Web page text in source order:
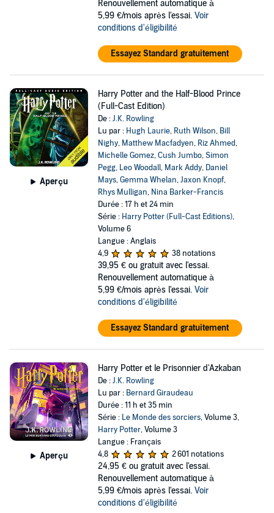
Renouvellement automatique à
5,99 €/mois après l'essai. Voir
conditions d'éligibilité
Essayez Standard gratuitement
Aperçu
Harry Potter and the Half-Blood Prince
(Full-Cast Edition)
De :J.K. Rowling
Lu par : Hugh Laurie, Ruth Wilson, Bill
Nighy, Matthew Macfadyen, Riz Ahmed,
Michelle Gomez,Cush Jumbo,Simon
Pegg, Leo Woodall, Mark Addy, Daniel
Mays,Gemma Whelan,Jaxon Knopf,
Rhys Mulligan, Nina Barker-Francis
Durée : 17 h et 24 min
Série : Harry Potter (Full-Cast Editions),
Volume 6
Langue : Anglais
4,9
38 notations
39,95 € ou gratuit avec l'essai.
Renouvellement automatique à
5,99 €/mois après l'essai. Voir
conditions d'éligibilité
Essayez Standard gratuitement
Aperçu
Harry Potter et le Prisonnier d'Azkaban
De :J.K. Rowling
Lu par : Bernard Giraudeau
Durée : 11 h et 35 min
Série : Le Monde des sorciers, Volume 3,
Harry Potter, Volume 3
Langue : Français
4,8
2 601 notations
24,95 € ou gratuit avec l'essai.
Renouvellement automatique à
5,99 €/mois après l'essai. Voir
conditions d'éligibilité